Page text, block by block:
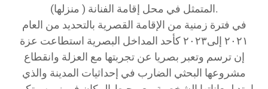
المتمثل في محل إقامة الفنانة ( منزلها).
في فترة زمنية من الإقامة القصرية بالتحديد من العام
٢٠٢۱ إلى٢٠٢۳ كأحد المداخل البصرية استطاعت عزة
إن ترسم وتعبر بصريا عن تجربتها مع العزلة وانقطاع
مشروعها البحثي الضارب في إحداثيات المدينة والذي